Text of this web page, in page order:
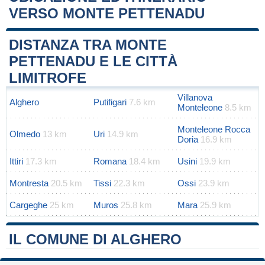
VERSO MONTE PETTENADU
+
−
Leaflet|Map data ©OpenStreetMap
DISTANZA TRA MONTE
PETTENADU E LE CITTÀ
LIMITROFE
Alghero Putifigari 7.6 km
Villanova
Monteleone 8.5 km
Olmedo 13 km Uri 14.9 km
Monteleone Rocca
Doria 16.9 km
Ittiri 17.3 km Romana 18.4 km Usini 19.9 km
Montresta 20.5 km Tissi 22.3 km Ossi 23.9 km
Cargeghe 25 km Muros 25.8 km Mara 25.9 km
IL COMUNE DI ALGHERO